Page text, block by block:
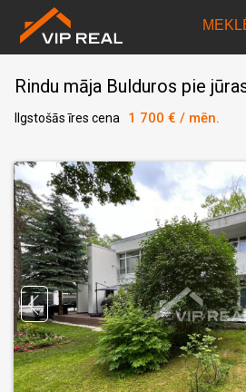
Rindu māja Bulduros pie
Ilgstošās īres cena 1 700 € / mēn.